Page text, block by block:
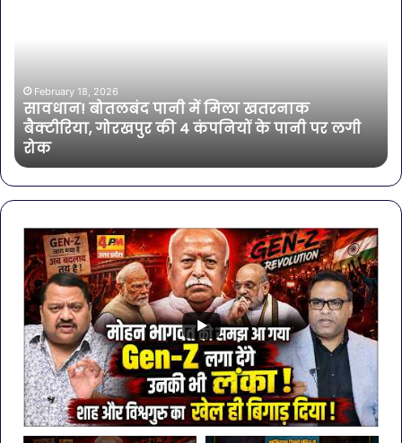
बैक्टीरिया,
गोरखपुर
की
कंपनियों
के
पानी
रोक
February 18, 2026
सावधान! बोतलबंद पानी में मिला खतरनाक
बैक्टीरिया, गोरखपुर की 4 कंपनियों के पानी पर लगी
रोक